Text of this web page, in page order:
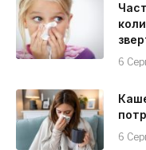
6
6